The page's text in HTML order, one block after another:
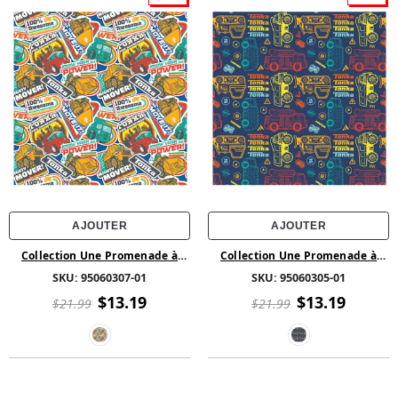
AJOUTER
Collection Une Promenade à
- Bleu
SKU: 95060307-01
$21.99 $13.19
AJOUTER
Collection Une Promenade à
- Bleu
SKU: 95060305-01
$21.99 $13.19